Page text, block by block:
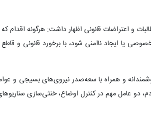
و اعتراضات قانونی اظهار داشت: هرگونه اقدام
یا ایجاد ناامنی شود، با برخورد قانونی و
و همراه با سعه‌صدر نیروی‌های بسیجی و
دو عامل مهم در کنترل اوضاع، خنثی‌سازی